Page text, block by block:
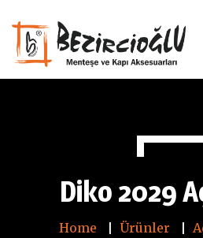
Diko 2029
Home Ürünler